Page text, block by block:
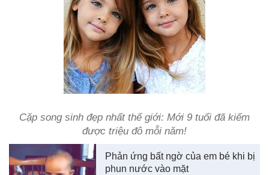
Cặp song sinh đẹp nhất thế giới: Mới 9 tuổi đã kiếm
được triệu đô mỗi năm!
Phản ứng bất ngờ của em bé khi bị
phun nước vào mặt